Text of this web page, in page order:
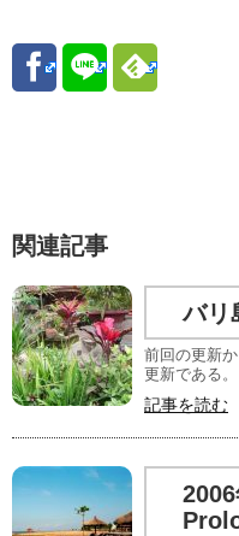
関連記事
バリ
前回の更新
更新である
記事を読む